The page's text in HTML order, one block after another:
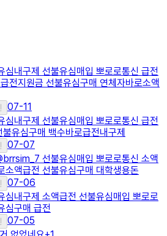
내구제 선불유심매입 뽀로로통신 급전
전지원금 선불유심구매 연체자바로소액
07-11
내구제 선불유심매입 뽀로로통신 급전
유심구매 백수바로급전내구제
07-07
선불유심매입 뽀로로통신 소액
소액급전 선불유심구매 대학생용돈
07-06
내구제 소액급전 선불유심매입 뽀로로
심구매 급전
07-05